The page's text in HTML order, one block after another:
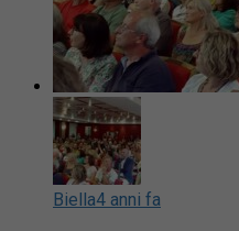
Biella4 anni fa